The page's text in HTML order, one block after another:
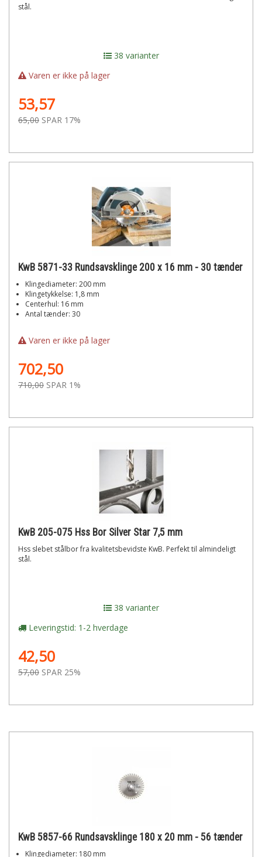
stål.
38 varianter
Varen er ikke på lager
53,57
65,00 SPAR 17%
KwB 5871-33 Rundsavsklinge 200 x 16 mm - 30 tænder
Klingediameter: 200 mm
Klingetykkelse: 1,8 mm
Centerhul: 16 mm
Antal tænder: 30
Varen er ikke på lager
702,50
710,00 SPAR 1%
KwB 205-075 Hss Bor Silver Star 7,5 mm
Hss slebet stålbor fra kvalitetsbevidste KwB. Perfekt til almindeligt
stål.
38 varianter
Leveringstid: 1-2 hverdage
42,50
57,00 SPAR 25%
KwB 5857-66 Rundsavsklinge 180 x 20 mm - 56 tænder
Klingediameter: 180 mm